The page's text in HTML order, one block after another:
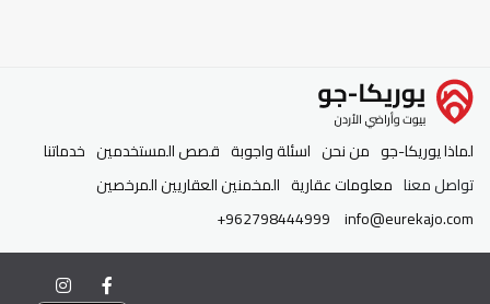
لماذا يوريكا-جو من نحن اسئلة واجوبة قصص المستخدمين خدماتنا
تواصل معنا معلومات عقارية المخمنين العقاريين المرخصين
info@eurekajo.com
+962798444999